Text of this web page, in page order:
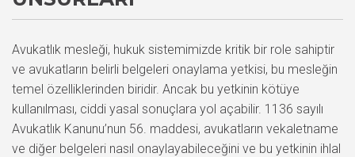
Avukatlık mesleği, hukuk sistemimizde kritik bir role sahiptir
ve avukatların belirli belgeleri onaylama yetkisi, bu mesleğin
temel özelliklerinden biridir. Ancak bu yetkinin kötüye
kullanılması, ciddi yasal sonuçlara yol açabilir. 1136 sayılı
Avukatlık Kanunu’nun 56. maddesi, avukatların vekaletname
ve diğer belgeleri nasıl onaylayabileceğini ve bu yetkinin ihlal